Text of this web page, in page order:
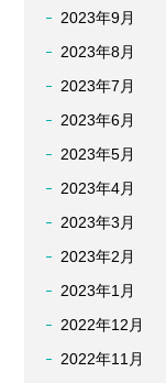
2023年9月
2023年8月
2023年7月
2023年6月
2023年5月
2023年4月
2023年3月
2023年2月
2023年1月
2022年12月
2022年11月